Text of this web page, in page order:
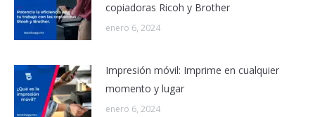
copiadoras Ricoh y Brother
enero 6, 2024
Impresión móvil: Imprime en cualquier
momento y lugar
enero 6, 2024